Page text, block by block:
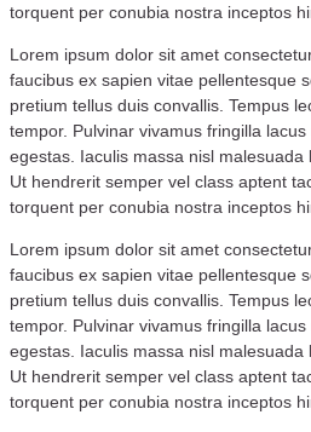
torquent per conubia nostra inceptos
Lorem ipsum dolor sit amet
faucibus ex sapien vitae pellentesque
pretium tellus duis convallis. Tempus
tempor. Pulvinar vivamus fringilla
egestas. Iaculis massa nisl malesuada
Ut hendrerit semper vel class aptent
torquent per conubia nostra inceptos
Lorem ipsum dolor sit amet
faucibus ex sapien vitae pellentesque
pretium tellus duis convallis. Tempus
tempor. Pulvinar vivamus fringilla
egestas. Iaculis massa nisl malesuada
Ut hendrerit semper vel class aptent
torquent per conubia nostra inceptos